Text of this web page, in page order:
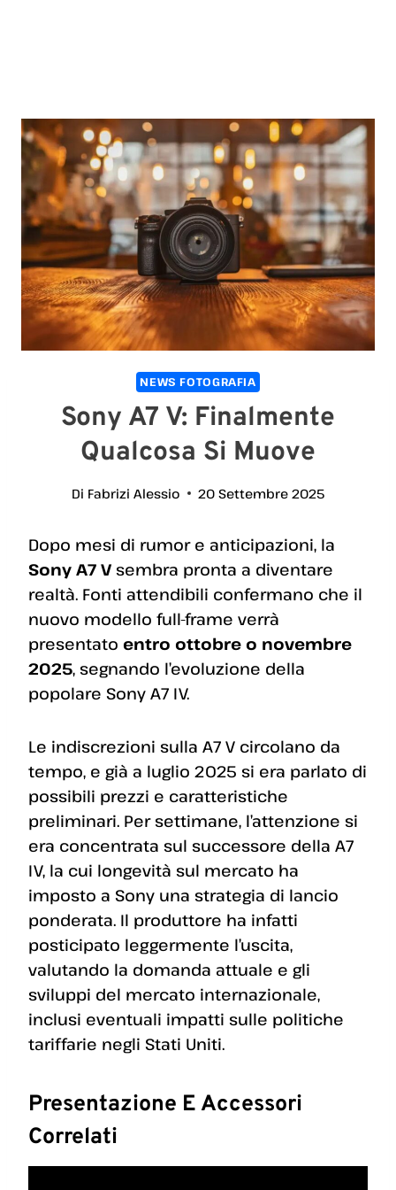
NEWS FOTOGRAFIA
Sony A7 V: Finalmente
Qualcosa Si Muove
Di Fabrizi Alessio 20 Settembre 2025
Dopo mesi di rumor e anticipazioni, la
Sony A7 V sembra pronta a diventare
realtà. Fonti attendibili confermano che il
nuovo modello full-frame verrà
presentato entro ottobre o novembre
2025, segnando l’evoluzione della
popolare Sony A7 IV.
Le indiscrezioni sulla A7 V circolano da
tempo, e già a luglio 2025 si era parlato di
possibili prezzi e caratteristiche
preliminari. Per settimane, l’attenzione si
era concentrata sul successore della A7
IV, la cui longevità sul mercato ha
imposto a Sony una strategia di lancio
ponderata. Il produttore ha infatti
posticipato leggermente l’uscita,
valutando la domanda attuale e gli
sviluppi del mercato internazionale,
inclusi eventuali impatti sulle politiche
tariffarie negli Stati Uniti.
Presentazione E Accessori
Correlati